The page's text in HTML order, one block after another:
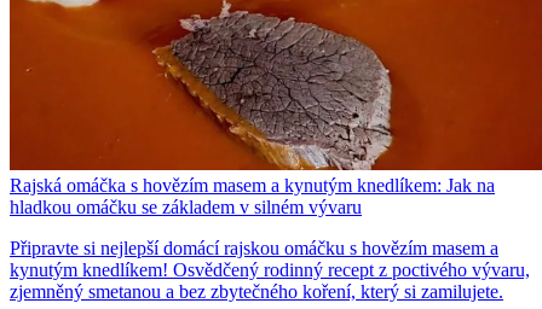
Rajská omáčka s hovězím masem a kynutým knedlíkem: Jak na
hladkou omáčku se základem v silném vývaru
Připravte si nejlepší domácí rajskou omáčku s hovězím masem a
kynutým knedlíkem! Osvědčený rodinný recept z poctivého vývaru,
zjemněný smetanou a bez zbytečného koření, který si zamilujete.